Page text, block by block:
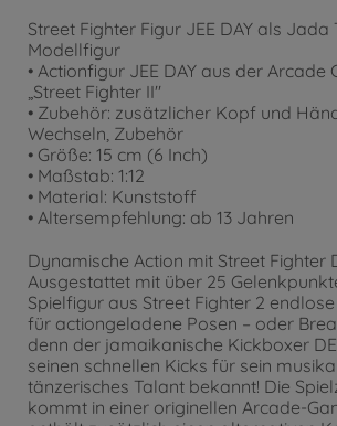
Street Fighter Figur JEE DAY als Jada
Modellfigur
• Actionfigur JEE DAY aus der Arcade
„Street Fighter II"
• Zubehör: zusätzlicher Kopf und
Wechseln, Zubehör
• Größe: 15 cm (6 Inch)
• Maßstab: 1:12
• Material: Kunststoff
• Altersempfehlung: ab 13 Jahren
Dynamische Action mit Street Fighter
Ausgestattet mit über 25
Spielfigur aus Street Fighter 2
für actiongeladene Posen – oder
denn der jamaikanische Kickboxer
seinen schnellen Kicks für sein
tänzerisches Talant bekannt! Die
kommt in einer originellen Arcade-